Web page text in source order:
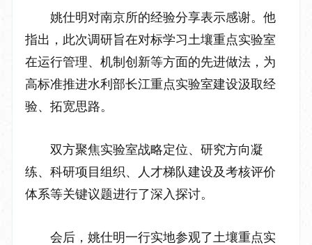
姚仕明对南京所的经验分享表示感谢。他
指出，此次调研旨在对标学习土壤重点实验室
在运行管理、机制创新等方面的先进做法，为
高标准推进水利部长江重点实验室建设汲取经
验、拓宽思路。
双方聚焦实验室战略定位、研究方向凝
练、科研项目组织、人才梯队建设及考核评价
体系等关键议题进行了深入探讨。
会后，姚仕明一行实地参观了土壤重点实